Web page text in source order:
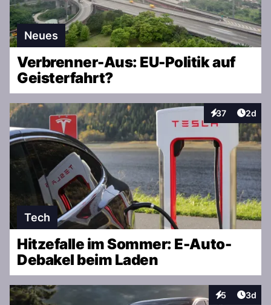
Neues
Verbrenner-Aus: EU-Politik auf
Geisterfahrt?
37
Interaktionen
2d
Tech
Hitzefalle im Sommer: E-Auto-
Debakel beim Laden
5
Interaktionen
3d